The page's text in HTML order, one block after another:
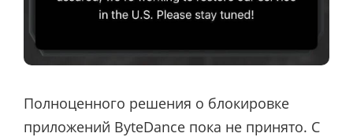
Полноценного решения о блокировке
приложений ByteDance пока не принято. С